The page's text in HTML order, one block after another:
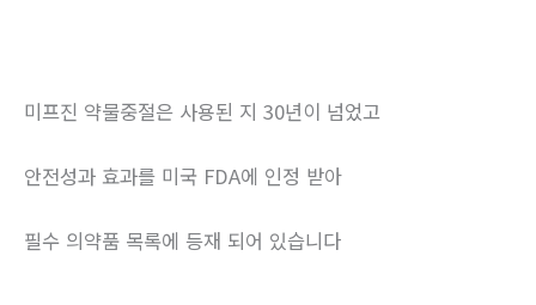
미프진 약물중절은 사용된 지 30년이 넘었고
안전성과 효과를 미국 FDA에 인정 받아
필수 의약품 목록에 등재 되어 있습니다